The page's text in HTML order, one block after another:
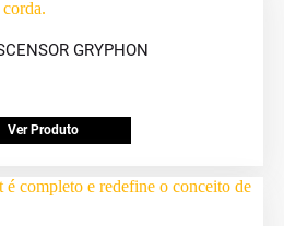
GRYPHON
Ver Produto